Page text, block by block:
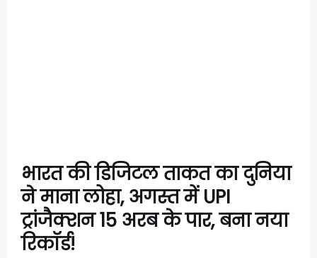
भारत की डिजिटल ताकत का दुनिया
ने माना लोहा, अगस्त में UPI
ट्रांजैक्शन 15 अरब के पार, बना नया
रिकॉर्ड!